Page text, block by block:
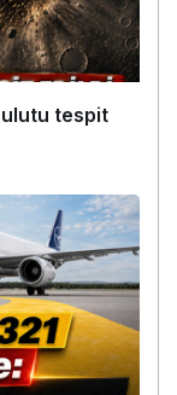
tespit